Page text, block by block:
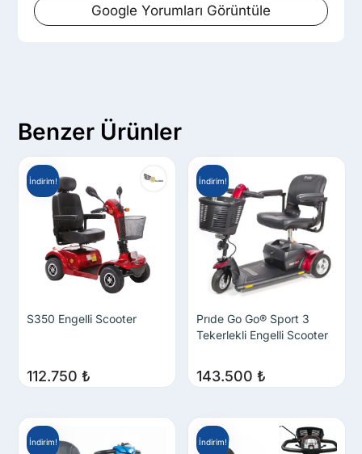
Google Yorumları Görüntüle
Benzer Ürünler
S350 Engelli Scooter
112.750₺
İndirim!
Prıde Go Go® Sport 3
Tekerlekli Engelli Scooter
143.500 ₺
İndirim!
İndirim! İndirim!